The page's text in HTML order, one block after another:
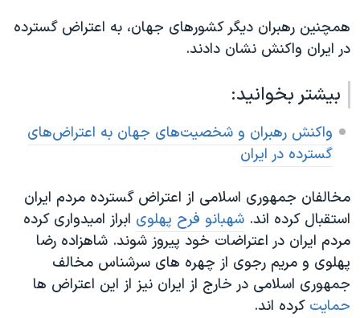
همچنین رهبران دیگر کشورهای جهان، به اعتراض گسترده
در ایران واکنش نشان دادند.
بیشتر بخوانید:
واکنش رهبران و شخصیت‌های جهان به اعتراض‌های
گسترده در ایران
مخالفان جمهوری اسلامی از اعتراض گسترده مردم ایران
استقبال کرده اند. شهبانو فرح پهلوی ابراز امیدواری کرده
مردم ایران در اعتراضات خود پیروز شوند. شاهزاده رضا
پهلوی و مریم رجوی از چهره های سرشناس مخالف
جمهوری اسلامی در خارج از ایران نیز از این اعتراض ها
حمایت کرده اند.